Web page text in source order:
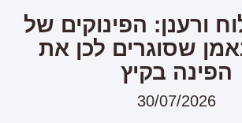
ורענן: הפינוקים של
שסוגרים לכן את
הפינה בקיץ
30/07/2026